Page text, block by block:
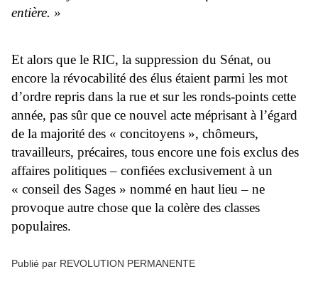
entière. »
Et alors que le RIC, la suppression du Sénat, ou
encore la révocabilité des élus étaient parmi les mot
d’ordre repris dans la rue et sur les ronds-points cette
année, pas sûr que ce nouvel acte méprisant à l’égard
de la majorité des « concitoyens », chômeurs,
travailleurs, précaires, tous encore une fois exclus des
affaires politiques – confiées exclusivement à un
« conseil des Sages » nommé en haut lieu – ne
provoque autre chose que la colère des classes
populaires.
Publié par REVOLUTION PERMANENTE